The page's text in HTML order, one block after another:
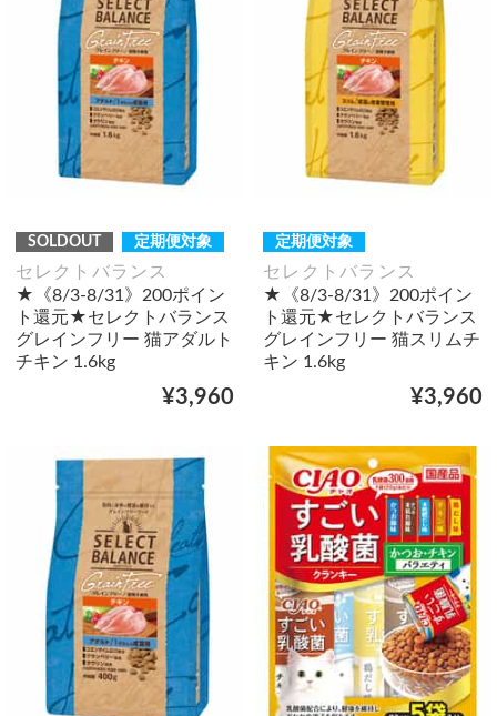
SOLDOUT 定期便対象
セレクトバランス
★《8/3-8/31》200ポイン
ト還元★セレクトバランス
グレインフリー 猫アダルト
チキン 1.6kg
¥3,960
定期便対象
セレクトバランス
★《8/3-8/31》200ポイン
ト還元★セレクトバランス
グレインフリー 猫スリムチ
キン 1.6kg
¥3,960